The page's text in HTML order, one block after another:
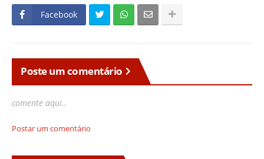
Facebook
Poste um comentário
comente aqui..
Postar um comentário